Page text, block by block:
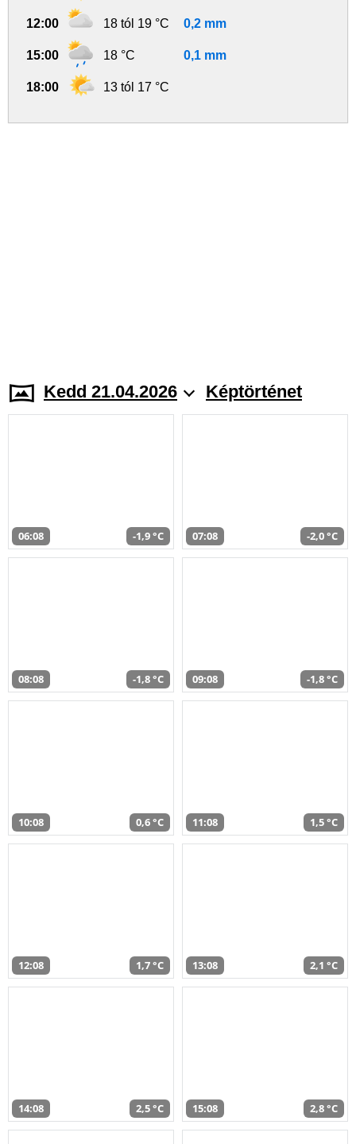
12:00 18 tól 19 °C 0,2 mm
15:00 18 °C 0,1 mm
18:00 13 tól 17 °C
Kedd 21.04.2026 Képtörténet
06:08 -1,9 °C 07:08 -2,0 °C
08:08 -1,8 °C 09:08 -1,8 °C
10:08 0,6 °C 11:08 1,5 °C
12:08 1,7 °C 13:08 2,1 °C
14:08 2,5 °C 15:08 2,8 °C